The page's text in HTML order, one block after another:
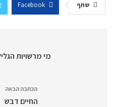
שתף Facebook
מי מרשויות
הכתבה הבאה
החיים דבש